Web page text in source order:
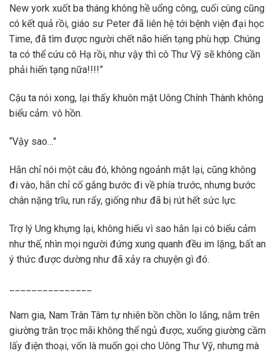
New york xuốt ba tháng không hề uổng công, cuối cùng cũng
có kết quả rồi, giáo sư Peter đã liên hệ tới bệnh viện đại học
Time, đã tìm được người chết não hiến tạng phù hợp. Chúng
ta có thể cứu cô Hạ rồi, như vậy thì cô Thư Vỹ sẽ không cần
phải hiến tạng nữa!!!!”
Cậu ta nói xong, lại thấy khuôn mặt Uông Chính Thành không
biểu cảm. vô hồn.
“Vậy sao…”
Hắn chỉ nói một câu đó, không ngoảnh mặt lại, cũng không
đi vào, hắn chỉ cố gắng bước đi về phía trước, nhưng bước
chân nặng trĩu, run rẩy, giống như đã bị rút hết sức lực.
Trợ lý Ung khựng lại, không hiểu vì sao hắn lại có biểu cảm
như thế, nhìn mọi người đứng xung quanh đều im lặng, bất an
ý thức được dường như đã xảy ra chuyện gì đó.
Nam gia, Nam Trân Tâm tự nhiên bồn chồn lo lắng, nằm trên
giường trằn trọc mãi không thể ngủ được, xuống giường cầm
lấy điện thoại, vốn là muốn gọi cho Uông Thư Vỹ, nhưng mà